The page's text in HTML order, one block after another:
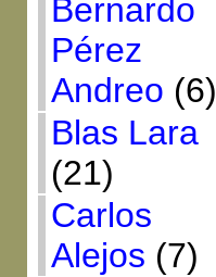
Bernardo
Pérez
Andreo (6)
Blas Lara
(21)
Carlos
Alejos (7)